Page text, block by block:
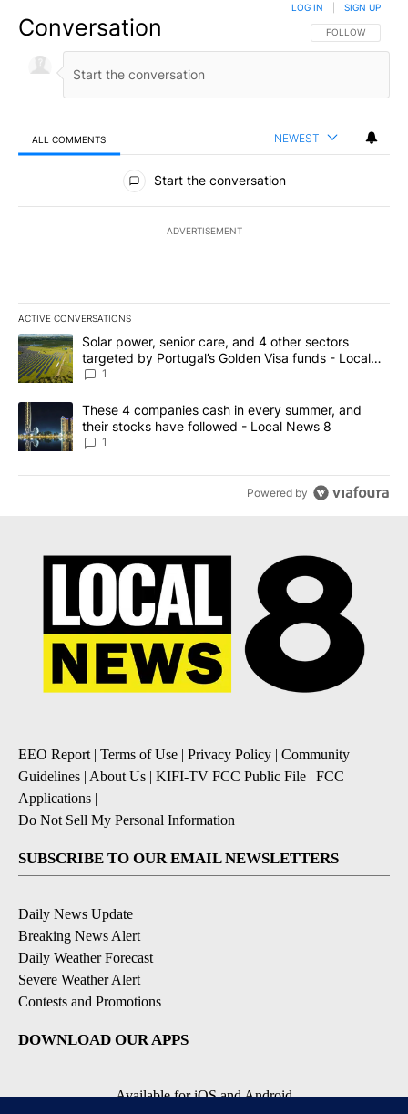
Conversation FOLLOW THIS
FOLLOW
LOG IN SIGN UP
ALL COMMENTS NEWEST
All Comments
Start the conversation
ADVERTISEMENT
ACTIVE CONVERSATIONS
The following is a list of the most commented articles in the last
A trending article titled "Solar power, senior care, and 4 other
Solar power, senior care, and 4 other sectors
targeted by Portugal’s Golden Visa funds - Local
News 8
1
A trending article titled "These 4 companies cash in every
These 4 companies cash in every summer, and
their stocks have followed - Local News 8
1
Powered by
EEO Report| Terms of Use | Privacy Policy | Community
Guidelines | About Us | KIFI-TV FCC Public File | FCC
Applications |
Do Not Sell My Personal Information
SUBSCRIBE TO OUR EMAIL NEWSLETTERS
Daily News Update
Breaking News Alert
Daily Weather Forecast
Severe Weather Alert
Contests and Promotions
DOWNLOAD OUR APPS
Available for iOS and Android